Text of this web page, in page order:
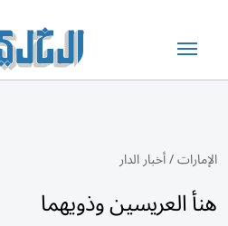
الإمارات/أخبار الدار
هنأ العريسين وذويهما